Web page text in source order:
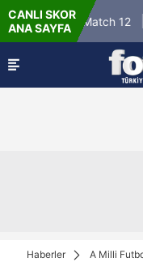
CANLI SKOR
ANA SAYFA
Winner Match 12
Haberler A Milli